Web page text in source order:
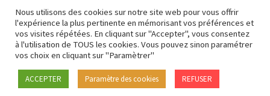
© 2026 CRDH – Paris Human Rights Center –Mentions
légales
–Crédits–Politique de confidentialité
Nous utilisons des cookies sur notre site web pour vous offrir
l'expérience la plus pertinente en mémorisant vos préférences et
vos visites répétées. En cliquant sur "Accepter", vous consentez
à l'utilisation de TOUS les cookies. Vous pouvez sinon paramétrer
vos choix en cliquant sur "Paramètrer"
ACCEPTER Paramètre des cookies REFUSER